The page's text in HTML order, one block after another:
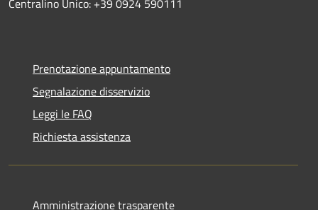
Prenotazione appuntamento
Segnalazione disservizio
Leggi le FAQ
Richiesta assistenza
Amministrazione trasparente